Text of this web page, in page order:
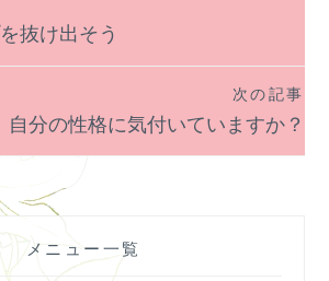
抜け出そう
次の記事
自分の性格に気付いていますか？
メニュー一覧